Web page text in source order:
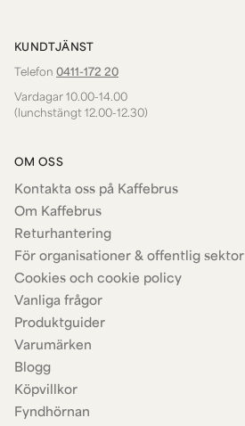
KUNDTJÄNST
Telefon 0411-172 20
Vardagar 10.00-14.00
(lunchstängt 12.00-12.30)
OM OSS
Kontakta oss på Kaffebrus
Om Kaffebrus
Returhantering
För organisationer & offentlig sektor
Cookies och cookie policy
Vanliga frågor
Produktguider
Varumärken
Blogg
Köpvillkor
Fyndhörnan